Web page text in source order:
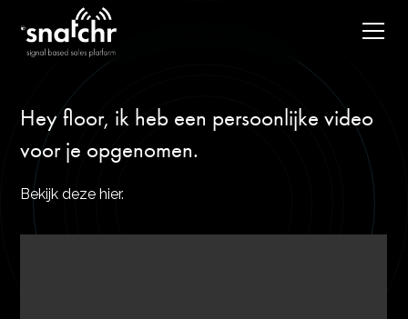
Hey floor, ik heb een persoonlijke video
voor je opgenomen.
Bekijk deze hier.